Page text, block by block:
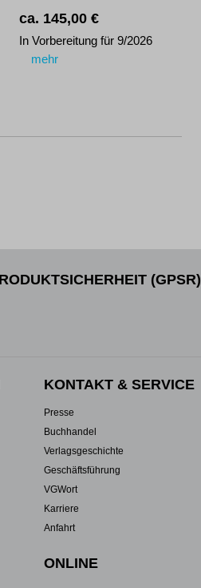
ca. 145,00 €
In Vorbereitung für 9/2026
mehr
(GPSR)
KONTAKT & SERVICE
Presse
Buchhandel
Verlagsgeschichte
Geschäftsführung
VGWort
Karriere
Anfahrt
ONLINE